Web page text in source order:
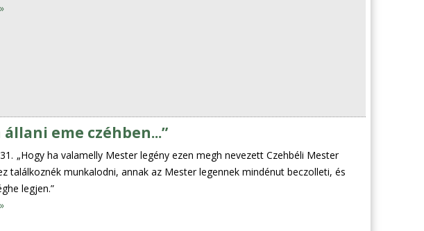
eme czéhben...”
„Hogy ha valamelly Mester legény ezen megh nevezett Czehbéli Mester
találkoznék munkalodni, annak az Mester legennek mindénut beczolleti, és
legjen.”